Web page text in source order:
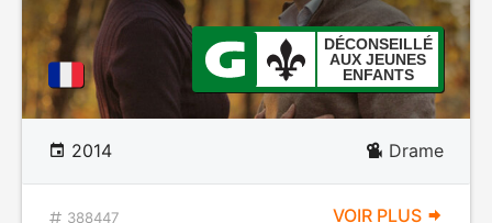
DÉCONSEILLÉ
AUX JEUNES
ENFANTS
2014 Drame
388447 VOIR PLUS